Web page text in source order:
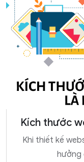
Kích thước
Khi thiết kế
hưởng